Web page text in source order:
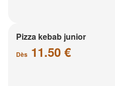
Pizza kebab junior
Dès 11.50 €